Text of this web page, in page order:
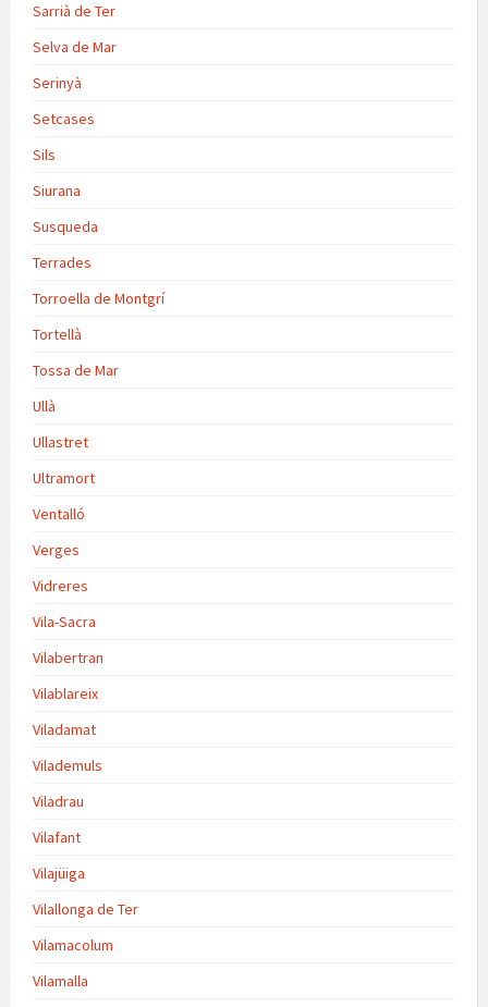
Sarrià de Ter
Selva de Mar
Serinyà
Setcases
Sils
Siurana
Susqueda
Terrades
Torroella de Montgrí
Tortellà
Tossa de Mar
Ullà
Ullastret
Ultramort
Ventalló
Verges
Vidreres
Vila-Sacra
Vilabertran
Vilablareix
Viladamat
Vilademuls
Viladrau
Vilafant
Vilajüiga
Vilallonga de Ter
Vilamacolum
Vilamalla